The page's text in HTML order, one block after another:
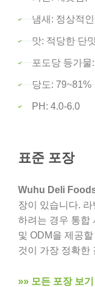
냄새: 정상적
맛: 적당한 단
포도당 등가물
당도: 79~81%
PH: 4.0-6.0
표준 포장
Wuhu Deli
장이 있습니다.
하려는 경우 통합
및 ODM을 제공
것이 가장 정확한
»» 모든 포장 보기